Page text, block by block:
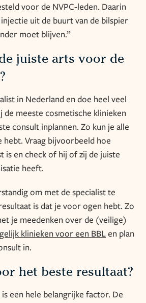
voor de NVPC-leden. Daarin
uit de buurt van de bilspier
moet blijven.”
juiste arts voor de
in Nederland en doe heel veel
de meeste cosmetische klinieken
consult inplannen. Zo kun je alle
hebt. Vraag bijvoorbeeld hoe
is en check of hij of zij de juiste
heeft.
om met de specialist te
is dat je voor ogen hebt. Zo
je meedenken over de (veilige)
klinieken voor een BBLen plan
in.
het beste resultaat?
een hele belangrijke factor. De